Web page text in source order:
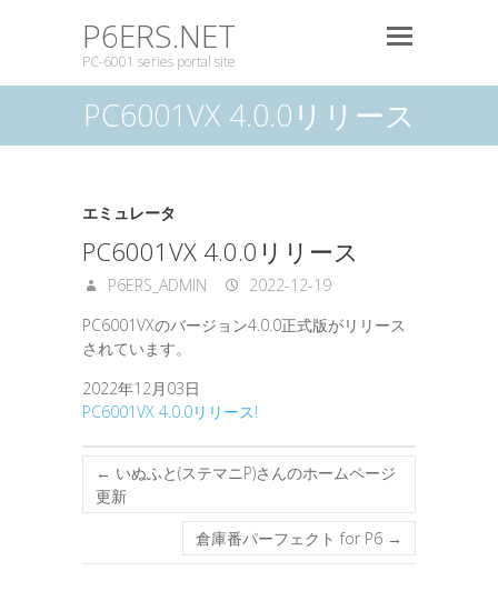
P6ERS.NET
PC-6001 series portal site
PC6001VX 4.0.0リリース
エミュレータ
PC6001VX 4.0.0リリース
P6ERS_ADMIN
2022-12-19
PC6001VXのバージョン4.0.0正式版がリリース
されています。
2022年12月03日
PC6001VX 4.0.0リリース!
← いぬふと(ステマニP)さんのホームページ
更新
倉庫番パーフェクト for P6 →